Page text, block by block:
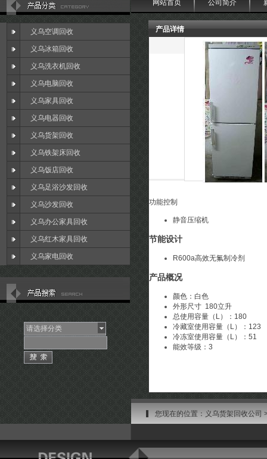
义乌空调回收
义乌冰箱回收
义乌洗衣机回收
义乌电脑回收
义乌家具回收
义乌电器回收
义乌货架回收
义乌铁架床回收
义乌饭店回收
义乌足浴沙发回收
义乌沙发回收
义乌办公家具回收
义乌红木家具回收
义乌家电回收
请选择分类
您现在的位置： 义乌货架回收公司
产品详情
功能控制
静音压缩机
节能设计
R600a高效无氟制冷剂
产品概况
颜色：白色
外形尺寸 180立升
总使用容量（L）：180
冷藏室使用容量（L）：123
冷冻室使用容量（L）：51
能效等级：3
网站首页 公司简介